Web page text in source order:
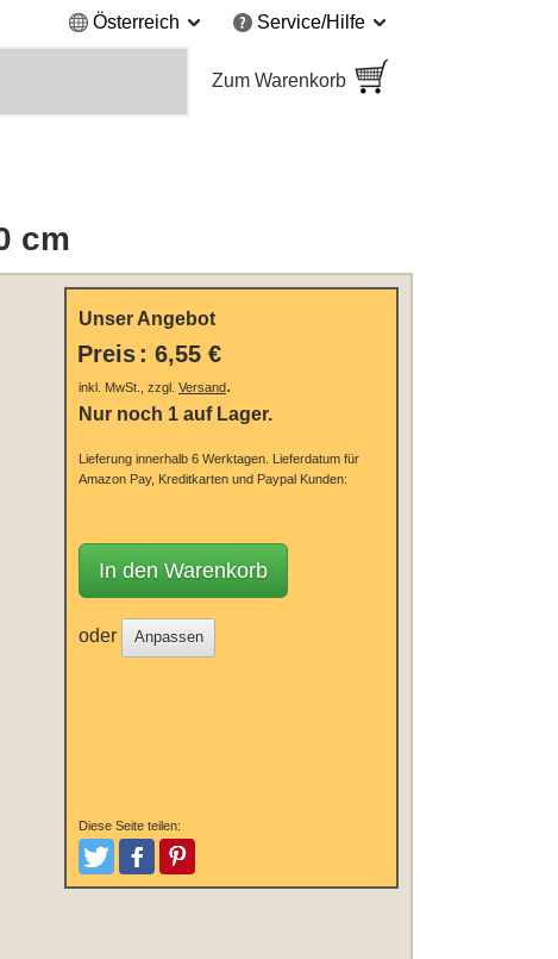
Österreich Service/Hilfe
Zum Warenkorb
cm
Unser Angebot
Preis : 6,55 €
inkl. MwSt., zzgl. Versand.
Nur noch 1 auf Lager.
Lieferung innerhalb 6 Werktagen.
Lieferdatum für
Amazon Pay, Kreditkarten und Paypal Kunden:
In den Warenkorb
oder Anpassen
Diese Seite teilen:
TweetenPostenPinterest